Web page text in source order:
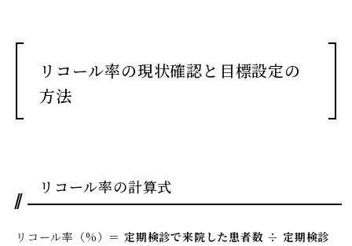
リコール率の現状確認と目標設定の
方法
リコール率の計算式
リコール率（%）＝定期検診で来院した患者数 ÷ 定期検診